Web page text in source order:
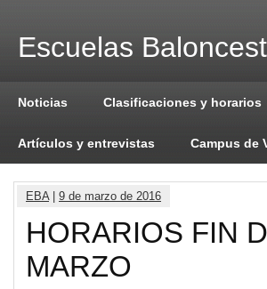
Escuelas
Noticias Clasificaciones y horarios
Artículos y entrevistas Campus de
EBA| 9 de marzo de 2016
HORARIOS FIN
MARZO